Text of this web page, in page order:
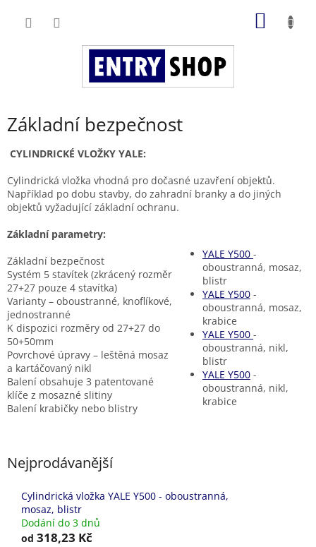
Základní bezpečnost
CYLINDRICKÉ VLOŽKY YALE:
Cylindrická vložka vhodná pro dočasné uzavření objektů.
Například po dobu stavby, do zahradní branky a do jiných
objektů vyžadující základní ochranu.
Základní parametry:
Základní bezpečnost
Systém 5 stavítek (zkrácený rozměr
27+27 pouze 4 stavítka)
Varianty – oboustranné, knoflíkové,
jednostranné
K dispozici rozměry od 27+27 do
50+50mm
Povrchové úpravy – leštěná mosaz
a kartáčovaný nikl
Balení obsahuje 3 patentované
klíče z mosazné slitiny
Balení krabičky nebo blistry
YALE Y500 -
oboustranná, mosaz,
blistr
YALE Y500 -
oboustranná, mosaz,
krabice
YALE Y500 -
oboustranná, nikl,
blistr
YALE Y500 -
oboustranná, nikl,
krabice
Nejprodávanější
Cylindrická vložka YALE Y500 - oboustranná,
mosaz, blistr
Dodání do 3 dnů
od 318,23 Kč